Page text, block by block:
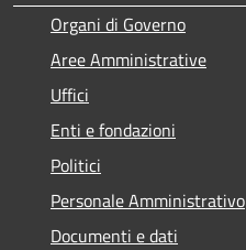
Organi di Governo
Aree Amministrative
Uffici
Enti e fondazioni
Politici
Personale Amministrativo
Documenti e dati